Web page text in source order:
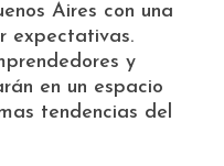
Aires con una
expectativas.
y
en un espacio
tendencias del